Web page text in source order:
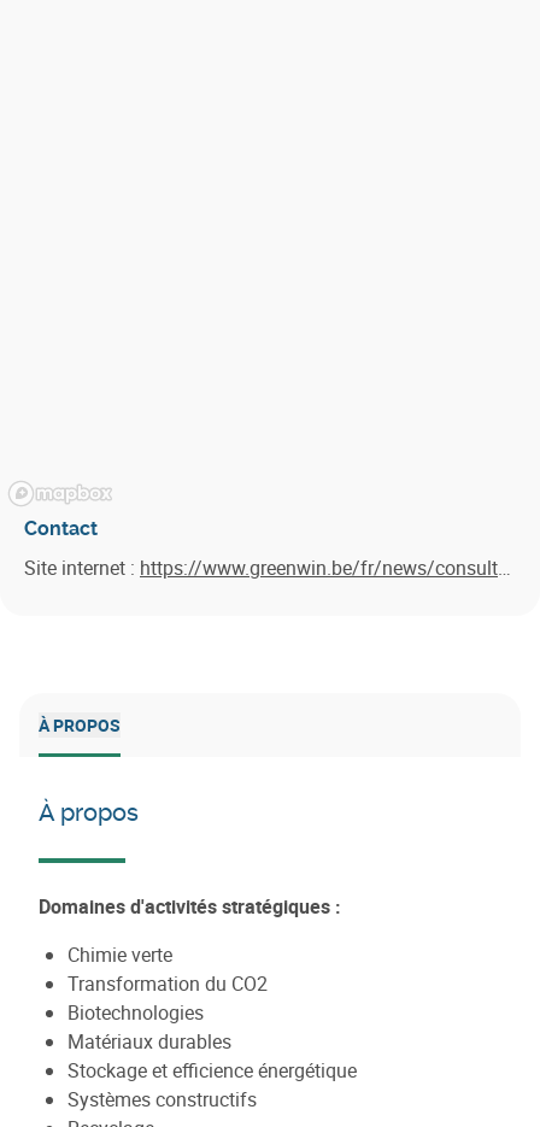
Contact
Site internet : https://www.greenwin.be/fr/news/consult/341/appel-a-projets-n-36-echeance-juin-2022
À PROPOS
À propos
Domaines d'activités stratégiques :
Chimie verte
Transformation du CO2
Biotechnologies
Matériaux durables
Stockage et efficience énergétique
Systèmes constructifs